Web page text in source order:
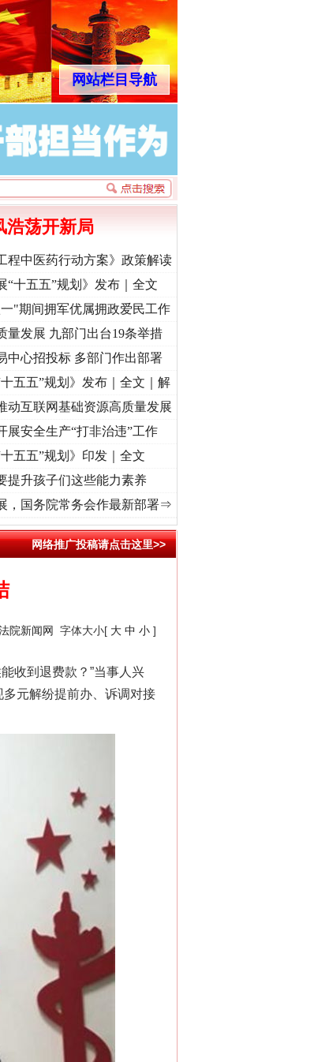
网站栏目导航
丨红船起航处 潮起..·[视频] 一首歌的时间，读懂乐至的“诗与远方”
浩荡开新局
程中医药行动方案》政策解读
“十五五”规划》发布｜全文
"期间拥军优属拥政爱民工作
量发展 九部门出台19条举措
中心招投标 多部门作出部署
十五五”规划》发布｜全文｜解
动互联网基础资源高质量发展
展安全生产“打非治违”工作
十五五”规划》印发｜全文
提升孩子们这些能力素养
，国务院常务会作最新部署⇒
网络推广投稿请点击这里>>
院新闻网 字体大小[ 大 中 小 ]
收到退费款？”当事人兴
多元解纷提前办、诉调对接
法官巧妙执行解纠纷